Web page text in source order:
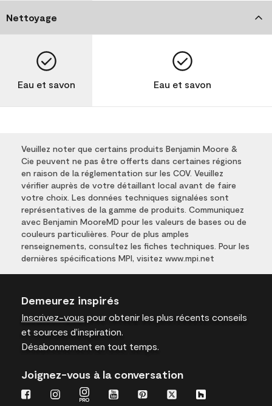
Nettoyage
Eau et savon Eau et savon
Veuillez noter que certains produits Benjamin Moore &
Cie peuvent ne pas être offerts dans certaines régions
en raison de la réglementation sur les COV. Veuillez
vérifier auprès de votre détaillant local avant de faire
votre choix. Les données techniques signalées sont
représentatives de la gamme de produits. Communiquez
avec Benjamin MooreMD pour les valeurs de bases ou de
couleurs particulières. Pour de plus amples
renseignements, consultez les fiches techniques. Pour les
dernières spécifications MPI, visitez www.mpi.net
Demeurez inspirés
Inscrivez-vous pour obtenir les plus récents conseils
et sources d’inspiration.
Désabonnement en tout temps.
Joignez-vous à la conversation